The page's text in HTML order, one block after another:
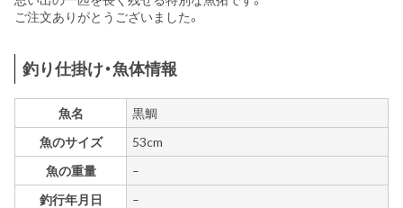
ご注文ありがとうございました。
釣り仕掛け・魚体情報
魚名
黒鯛
魚のサイズ
53cm
魚の重量
–
釣行年月日
–